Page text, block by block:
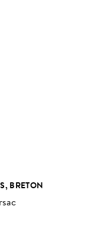
BRETON